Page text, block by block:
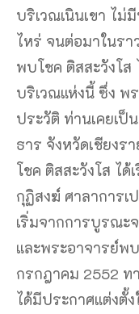
บริเวณเนินเขา ไม่
ไหร่ จนต่อมาในร
พบโชค ติสสะวังโ
บริเวณแห่งนี้ ซึ่ง พ
ประวัติ ท่านเคยเ
ธาร จังหวัดเชียง
โชค ติสสะวังโส ไ
กุฏิสงฆ์ ศาลาการ
เริ่มจากการบูรณะ
และพระอาจารย์พ
กรกฎาคม 2552 ท
ได้มีประกาศแต่งตั้